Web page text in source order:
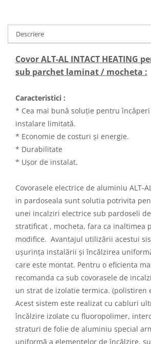
Descriere
Covor ALT-AL INTACT HEATING
sub parchet laminat / mocheta :
Caracteristici :
* Cea mai bună soluție pentru
instalare limitată.
* Economie de costuri și energie.
* Durabilitate
* Ușor de instalat.
Covorasele electrice de aluminiu ALT-
in pardoseala sunt solutia potrivita
unei incalziri electrice sub pardoseli
stratificat , mocheta, fara ca inaltimea
modifice. Avantajul utilizării acestui
ușurința instalării și încălzirea
care este montat. Pentru o eficienta
recomanda ca sub covorasele de
un strat de izolatie termica. (polistiren
Acest sistem este realizat cu cabluri
încălzire izolate cu fluoropolimer,
straturi de folie de aluminiu special
uniformă a elementelor de încălzire,